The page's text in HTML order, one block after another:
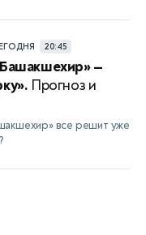
20:45
—
Прогноз и
все решит уже